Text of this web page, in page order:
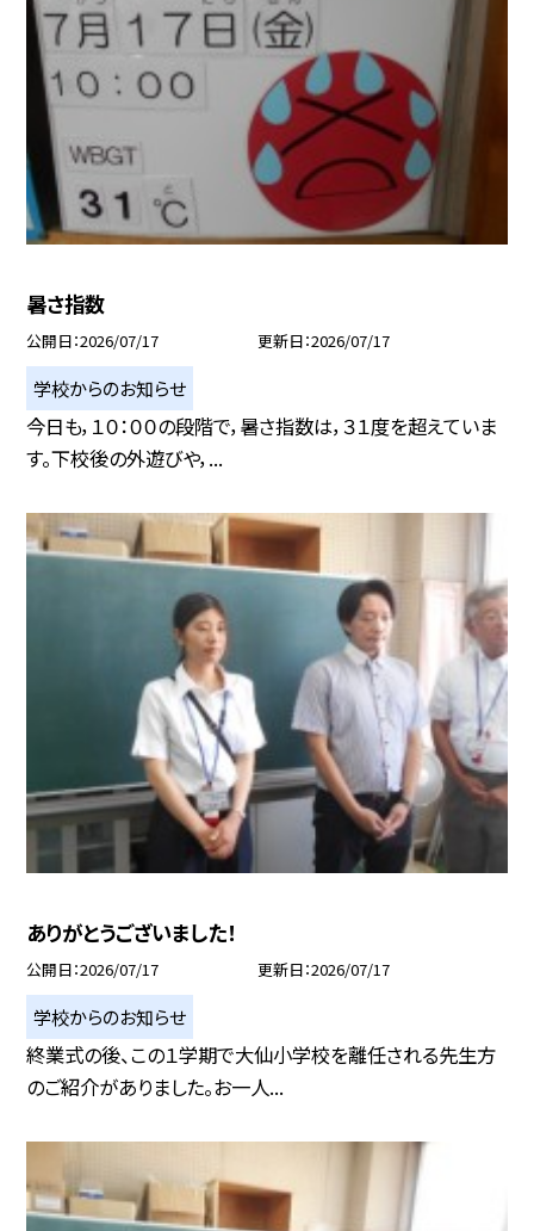
暑さ指数
公開日 2026/07/17 更新日 2026/07/17
学校からのお知らせ
今日も，１０：００の段階で，暑さ指数は，３１度を超えていま
す。下校後の外遊びや，...
ありがとうございました！
公開日 2026/07/17 更新日 2026/07/17
学校からのお知らせ
終業式の後、この１学期で大仙小学校を離任される先生方
のご紹介がありました。お一人...